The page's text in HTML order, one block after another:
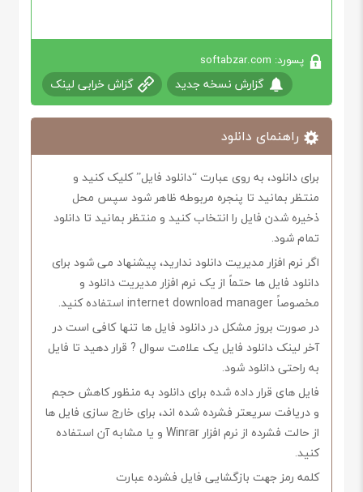
پسورد: softabzar.com
گزارش نسخه جدید گزاش خرابی لینک
راهنمای دانلود
برای دانلود، به روی عبارت “دانلود فایل” کلیک کنید و
منتظر بمانید تا پنجره مربوطه ظاهر شود سپس محل
ذخیره شدن فایل را انتخاب کنید و منتظر بمانید تا دانلود
تمام شود.
اگر نرم افزار مدیریت دانلود ندارید، پیشنهاد می شود برای
دانلود فایل ها حتماً از یک نرم افزار مدیریت دانلود و
مخصوصاً internet download manager استفاده کنید.
در صورت بروز مشکل در دانلود فایل ها تنها کافی است در
آخر لینک دانلود فایل یک علامت سوال ? قرار دهید تا فایل
به راحتی دانلود شود.
فایل های قرار داده شده برای دانلود به منظور کاهش حجم
و دریافت سریعتر فشرده شده اند، برای خارج سازی فایل ها
از حالت فشرده از نرم افزار Winrar و یا مشابه آن استفاده
کنید.
کلمه رمز جهت بازگشایی فایل فشرده عبارت